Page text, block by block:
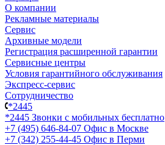
О компании
Рекламные материалы
Сервис
Архивные модели
Регистрация расширенной гарантии
Сервисные центры
Условия гарантийного обслуживания
Экспресс-сервис
Сотрудничество
*2445
*2445 Звонки с мобильных бесплатно
+7 (495) 646-84-07 Офис в Москве
+7 (342) 255-44-45 Офис в Перми